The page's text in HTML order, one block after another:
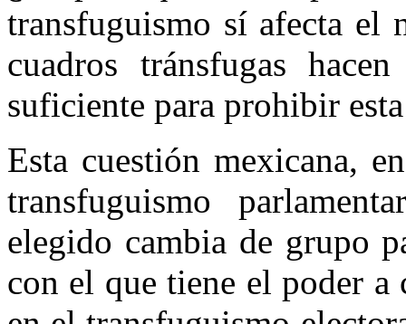
transfuguismo sí afecta
cuadros tránsfugas
suficiente para prohibir
Esta cuestión mexicana,
transfuguismo
elegido cambia de grupo
con el que tiene el poder